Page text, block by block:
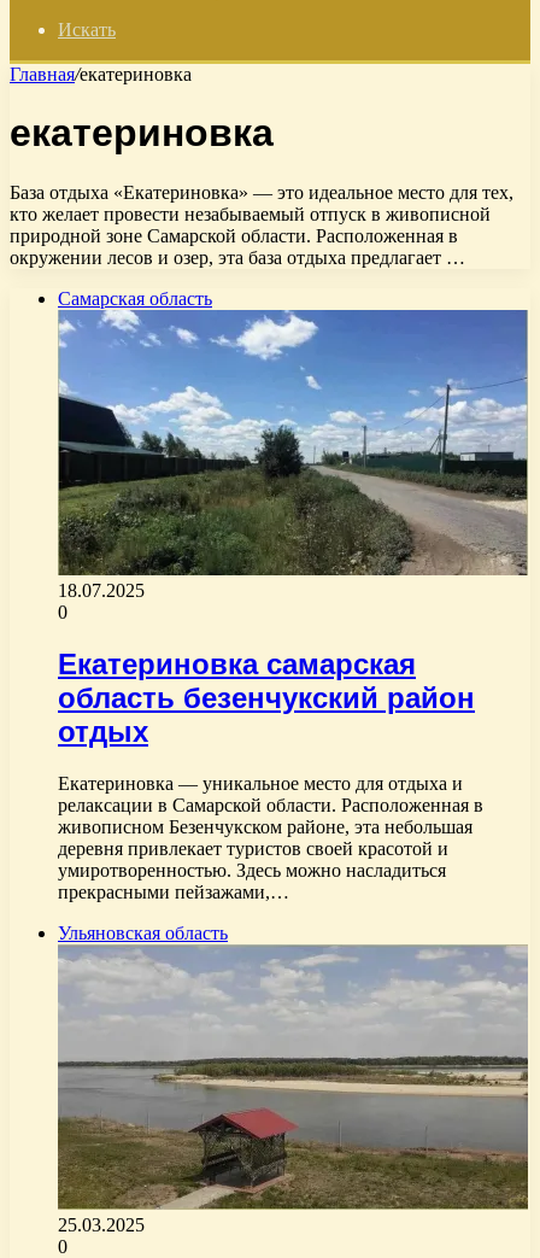
Искать
Главная/екатериновка
екатериновка
База отдыха «Екатериновка» — это идеальное место для тех,
кто желает провести незабываемый отпуск в живописной
природной зоне Самарской области. Расположенная в
окружении лесов и озер, эта база отдыха предлагает …
Самарская область
18.07.2025
0
Екатериновка самарская
область безенчукский район
отдых
Екатериновка — уникальное место для отдыха и
релаксации в Самарской области. Расположенная в
живописном Безенчукском районе, эта небольшая
деревня привлекает туристов своей красотой и
умиротворенностью. Здесь можно насладиться
прекрасными пейзажами,…
Ульяновская область
25.03.2025
0